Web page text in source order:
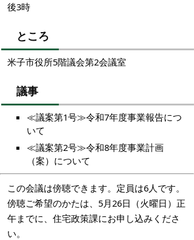
後3時
ところ
米子市役所5階議会第2会議室
議事
≪議案第1号≫令和7年度事業報告につ
いて
≪議案第2号≫令和8年度事業計画
（案）について
この会議は傍聴できます。定員は6人です。
傍聴ご希望のかたは、5月26日（火曜日）正
午までに、住宅政策課にお申し込みくださ
い。